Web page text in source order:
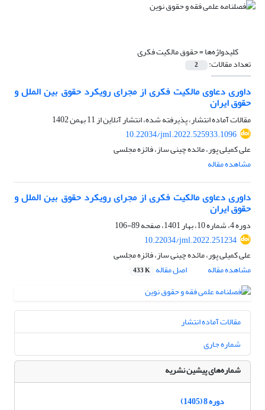
کلیدواژه‌ها =حقوق مالکیت فکری
تعداد مقالات: 2
داوری دعاوی مالکیت فکری از مجرای رویکرد حقوق بین الملل و
حقوق ایران
مقالات آماده انتشار، پذیرفته شده، انتشار آنلاین از11 بهمن 1402
10.22034/jml.2022.525933.1096
علی کمیلی پور، مائده چینی ساز، فائزه مجلسی
مشاهده مقاله
داوری دعاوی مالکیت فکری از مجرای رویکرد حقوق بین الملل و
حقوق ایران
دوره 4، شماره 10، بهار 1401، صفحه
89-106
10.22034/jml.2022.251234
علی کمیلی پور، مائده چینی ساز، فائزه مجلسی
مشاهده مقاله
اصل مقاله 433 K
مقالات آماده انتشار
شماره جاری
شماره‌های پیشین نشریه
دوره 8 (1405)